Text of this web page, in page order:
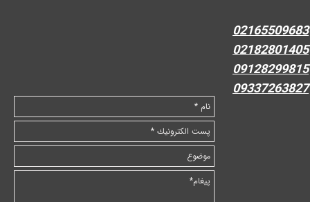
02165509683
02182801405
09128299815
09337263827